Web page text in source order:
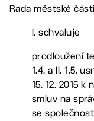
Rada městské
I. schvaluje
prodloužení
1.4. a II. 1.5.
15. 12. 2015
smluv na
se